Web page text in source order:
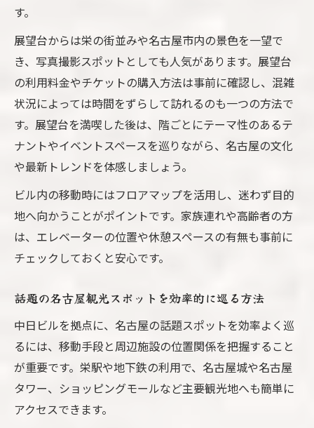
す。
展望台からは栄の街並みや名古屋市内の景色を一望で
き、写真撮影スポットとしても人気があります。展望台
の利用料金やチケットの購入方法は事前に確認し、混雑
状況によっては時間をずらして訪れるのも一つの方法で
す。展望台を満喫した後は、階ごとにテーマ性のあるテ
ナントやイベントスペースを巡りながら、名古屋の文化
や最新トレンドを体感しましょう。
ビル内の移動時にはフロアマップを活用し、迷わず目的
地へ向かうことがポイントです。家族連れや高齢者の方
は、エレベーターの位置や休憩スペースの有無も事前に
チェックしておくと安心です。
話題の名古屋観光スポットを効率的に巡る方法
中日ビルを拠点に、名古屋の話題スポットを効率よく巡
るには、移動手段と周辺施設の位置関係を把握すること
が重要です。栄駅や地下鉄の利用で、名古屋城や名古屋
タワー、ショッピングモールなど主要観光地へも簡単に
アクセスできます。